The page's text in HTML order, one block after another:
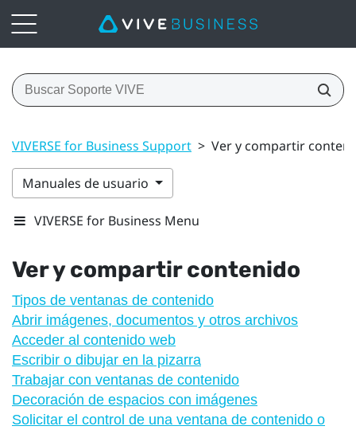
VIVERSE for Business Support > Ver y compartir
Manuales de usuario
VIVERSE for Business Menu
Ver y compartir contenido
Tipos de ventanas de contenido
Abrir imágenes, documentos y otros archivos
Acceder al contenido web
Escribir o dibujar en la pizarra
Trabajar con ventanas de contenido
Decoración de espacios con imágenes
Solicitar el control de una ventana de contenido o